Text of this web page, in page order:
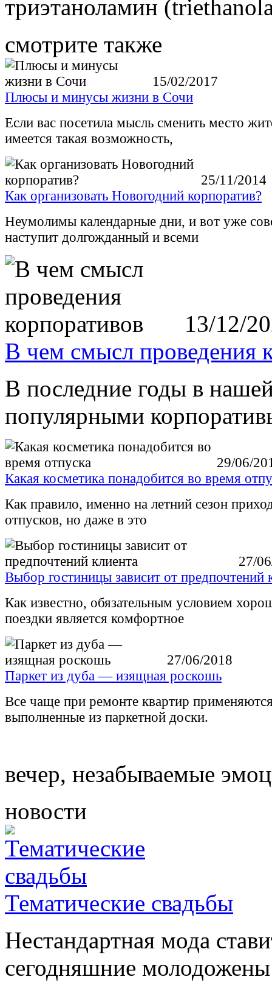
триэтаноламин
смотрите также
15/02/2017
Плюсы и минусы жизни в Сочи
Если вас посетила мысль сменить место
имеется такая возможность,
25/11/2014
Как организовать Новогодний корпоратив?
Неумолимы календарные дни, и вот уже
наступит долгожданный и всеми
13/12/
В чем смысл проведения
В последние годы в
популярными
29/06/
Какая косметика понадобится во время
Как правило, именно на летний сезон
отпусков, но даже в это
27/
Выбор гостиницы зависит от предпочтений
Как известно, обязательным условием
поездки является комфортное
27/06/2018
Паркет из дуба — изящная роскошь
Все чаще при ремонте квартир
выполненные из паркетной доски.
вечер, незабываемые
новости
Тематические свадьбы
Нестандартная мода
сегодняшние